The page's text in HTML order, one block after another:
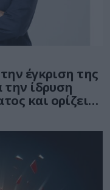
έγκριση της
την ίδρυση
και ορίζει
Διευθυντή